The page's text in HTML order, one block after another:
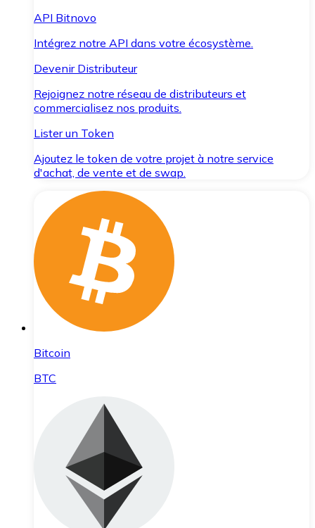
API Bitnovo
Intégrez notre API dans votre écosystème.
Devenir Distributeur
Rejoignez notre réseau de distributeurs et
commercialisez nos produits.
Lister un Token
Ajoutez le token de votre projet à notre service
d'achat, de vente et de swap.
Bitcoin
BTC